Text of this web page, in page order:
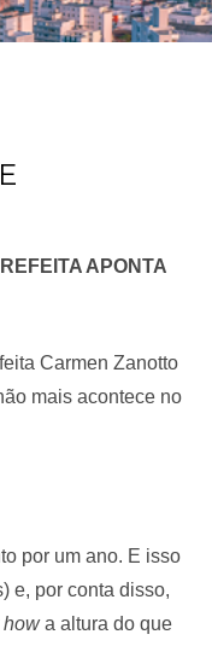
APONTA
Carmen Zanotto
mais acontece no
por um ano. E isso
e, por conta disso,
howa altura do que